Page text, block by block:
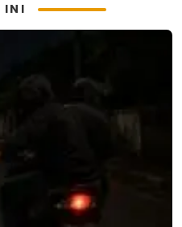
INI